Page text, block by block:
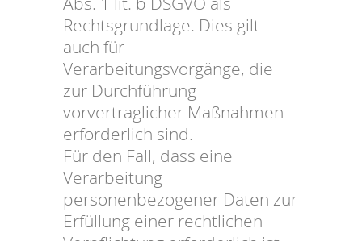
Rechtsgrundlage. Dies gilt
auch für
Verarbeitungsvorgänge, die
zur Durchführung
vorvertraglicher Maßnahmen
erforderlich sind.
Für den Fall, dass eine
Verarbeitung
personenbezogener Daten zur
Erfüllung einer rechtlichen